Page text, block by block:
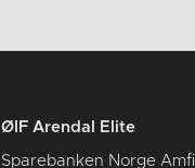
ØIF Arendal Elite
Sparebanken Norge Amfi